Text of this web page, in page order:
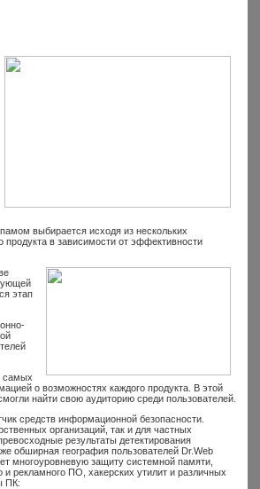
выбирается исходя из нескольких
в зависимости от эффективности
этап
самых
о возможностях каждого продукта. В этой
найти свою аудиторию среди пользователей.
средств информационной безопасности.
организаций, так и для частных
результаты детектирования
обширная география пользователей Dr.Web
многоуровневую защиту системной памяти,
рекламного ПО, хакерских утилит и различных
ПК: